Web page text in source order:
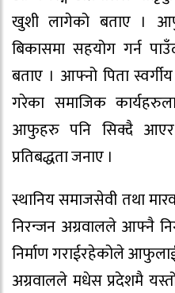
खुशी लागेको बताए ।
बिकासमा सहयोग गर्न
बताए । आफ्नो पिता
गरेका समाजिक
आफुहरु पनि सिक्दै आएर
प्रतिबद्धता जनाए ।
स्थानिय समाजसेवी तथा
निरन्जन अग्रवालले आफ्नै
निर्माण गराईरहेकोले
अग्रवालले मधेस प्रदेशमै